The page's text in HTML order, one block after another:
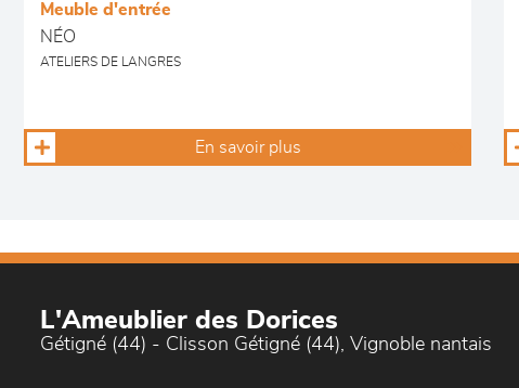
Meuble d'entrée
NÉO
ATELIERS DE LANGRES
En savoir plus
L'Ameublier des Dorices
Gétigné (44) - Clisson Gétigné (44), Vignoble nantais